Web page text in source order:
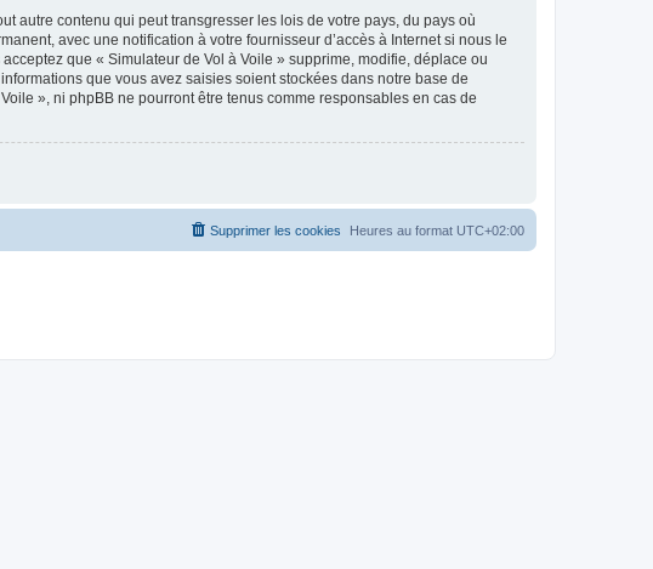
autre contenu qui peut transgresser les lois de votre pays, du pays où
avec une notification à votre fournisseur d’accès à Internet si nous le
que « Simulateur de Vol à Voile » supprime, modifie, déplace ou
que vous avez saisies soient stockées dans notre base de
», ni phpBB ne pourront être tenus comme responsables en cas de
Heures au format UTC+02:00
Supprimer les cookies